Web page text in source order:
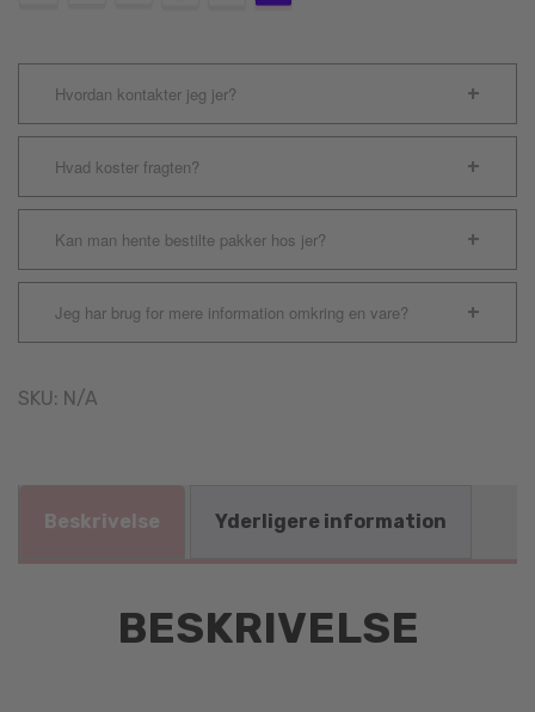
Hvordan kontakter jeg jer?
Hvad koster fragten?
Kan man hente bestilte pakker hos jer?
Jeg har brug for mere information omkring en vare?
SKU: N/A
Beskrivelse Yderligere information
BESKRIVELSE